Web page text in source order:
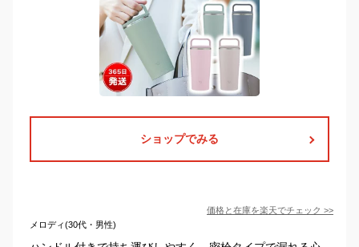
ショップでみる
価格と在庫を楽天でチェック >>
メロディ(30代・男性)